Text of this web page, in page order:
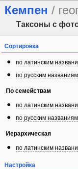
Кемпен /
Таксоны с
Сортировка
по латинским
по русским названиям
По семействам
по латинским
по русским названиям
Иерархическая
по латинским
Настройка